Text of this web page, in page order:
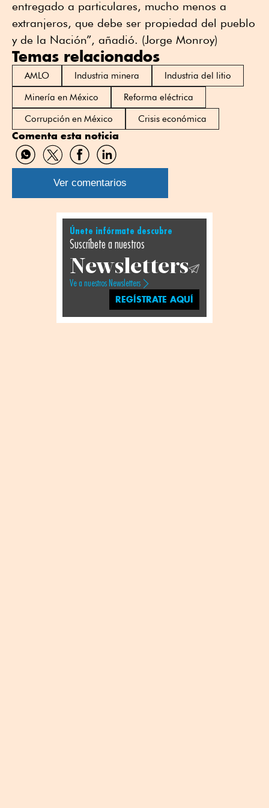
entregado a particulares, mucho menos a
extranjeros, que debe ser propiedad del pueblo
y de la Nación”, añadió. (Jorge Monroy)
Temas relacionados
AMLO Industria minera
Industria del litio
Minería en México
Reforma eléctrica
Corrupción en México
Crisis económica
Comenta esta noticia
Compartir
por
WhatsApp
Compartir
por
Twitter
Compartir
por
Facebook
Compartir
por
Linkedin
Ver comentarios
Únete infórmate descubre
Suscríbete a nuestros
Newsletters
Ve a nuestros Newsletters
REGÍSTRATE AQUÍ